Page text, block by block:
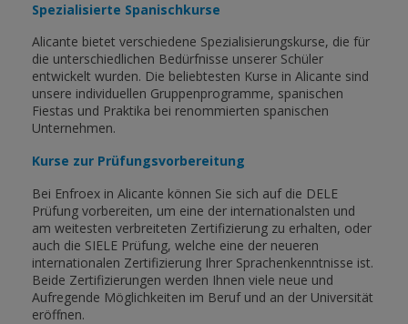
Spezialisierte Spanischkurse
Alicante bietet verschiedene Spezialisierungskurse, die für
die unterschiedlichen Bedürfnisse unserer Schüler
entwickelt wurden. Die beliebtesten Kurse in Alicante sind
unsere individuellen Gruppenprogramme, spanischen
Fiestas und Praktika bei renommierten spanischen
Unternehmen.
Kurse zur Prüfungsvorbereitung
Bei Enfroex in Alicante können Sie sich auf die DELE
Prüfung vorbereiten, um eine der internationalsten und
am weitesten verbreiteten Zertifizierung zu erhalten, oder
auch die SIELE Prüfung, welche eine der neueren
internationalen Zertifizierung Ihrer Sprachenkenntnisse ist.
Beide Zertifizierungen werden Ihnen viele neue und
Aufregende Möglichkeiten im Beruf und an der Universität
eröffnen.